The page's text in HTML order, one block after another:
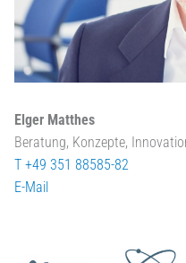
Elger Matthes
Beratung, Konzepte,
T +49 351 88585-82
E-Mail